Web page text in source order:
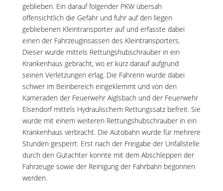
geblieben. Ein darauf folgender PKW übersah
offensichtlich die Gefahr und fuhr auf den liegen
gebliebenen Kleintransporter auf und erfasste dabei
einen der Fahrzeuginsassen des Kleintransporters.
Dieser wurde mittels Rettungshubschrauber in ein
Krankenhaus gebracht, wo er kurz darauf aufgrund
seinen Verletzungen erlag. Die Fahrerin wurde dabei
schwer im Beinbereich eingeklemmt und von den
Kameraden der Feuerwehr Aiglsbach und der Feuerwehr
Elsendorf mittels Hydraulischem Rettungssatz befreit. Sie
wurde mit einem weiteren Rettungshubschrauber in ein
Krankenhaus verbracht. Die Autobahn wurde für mehrere
Stunden gesperrt. Erst nach der Freigabe der Unfallstelle
durch den Gutachter konnte mit dem Abschleppen der
Fahrzeuge sowie der Reinigung der Fahrbahn begonnen
werden.